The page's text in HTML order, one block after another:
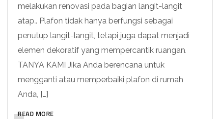
melakukan renovasi pada bagian langit-langit
atap.. Plafon tidak hanya berfungsi sebagai
penutup langit-langit, tetapi juga dapat menjadi
elemen dekoratif yang mempercantik ruangan.
TANYA KAMI Jika Anda berencana untuk
mengganti atau memperbaiki plafon di rumah
Anda, […]
READ MORE